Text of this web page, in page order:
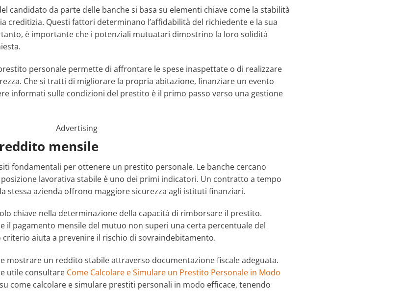
candidato da parte delle banche si basa su elementi chiave come la stabilità
creditizia. Questi fattori determinano l’affidabilità del richiedente e la sua
è importante che i potenziali mutuatari dimostrino la loro solidità
personale permette di affrontare le spese inaspettate o di realizzare
Che si tratti di migliorare la propria abitazione, finanziare un evento
informati sulle condizioni del prestito è il primo passo verso una gestione
Advertising
mensile
fondamentali per ottenere un prestito personale. Le banche cercano
lavorativa stabile è uno dei primi indicatori. Un contratto a tempo
stessa azienda offrono maggiore sicurezza agli istituti finanziari.
chiave nella determinazione della capacità di rimborsare il prestito.
il pagamento mensile del mutuo non superi una certa percentuale del
aiuta a prevenire il rischio di sovraindebitamento.
mostrare un reddito stabile attraverso documentazione fiscale adeguata.
utile consultare Come Calcolare e Simulare un Prestito Personale in Modo
come calcolare e simulare prestiti personali in modo efficace, tenendo